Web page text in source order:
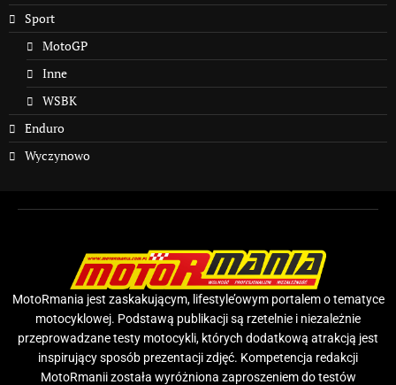
Sport
MotoGP
Inne
WSBK
Enduro
Wyczynowo
MotoRmania jest zaskakującym, lifestyle’owym portalem o tematyce
motocyklowej. Podstawą publikacji są rzetelnie i niezależnie
przeprowadzane testy motocykli, których dodatkową atrakcją jest
inspirujący sposób prezentacji zdjęć. Kompetencja redakcji
MotoRmanii została wyróżniona zaproszeniem do testów